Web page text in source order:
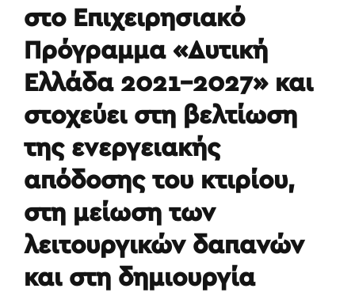
στο Επιχειρησιακό
Πρόγραμμα «Δυτική
Ελλάδα 2021-2027» και
στοχεύει στη βελτίωση
της ενεργειακής
απόδοσης του κτιρίου,
στη μείωση των
λειτουργικών δαπανών
και στη δημιουργία